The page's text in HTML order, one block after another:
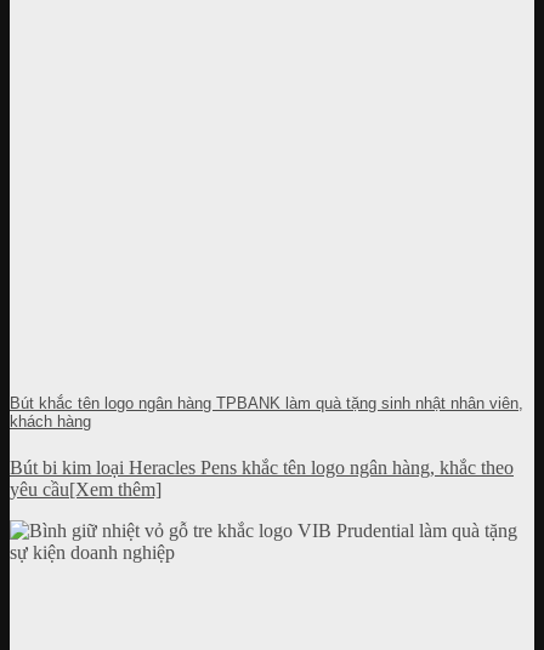
Bút khắc tên logo ngân hàng TPBANK làm quà tặng sinh nhật nhân viên,
khách hàng
Bút bi kim loại Heracles Pens khắc tên logo ngân hàng, khắc theo
yêu cầu[Xem thêm]